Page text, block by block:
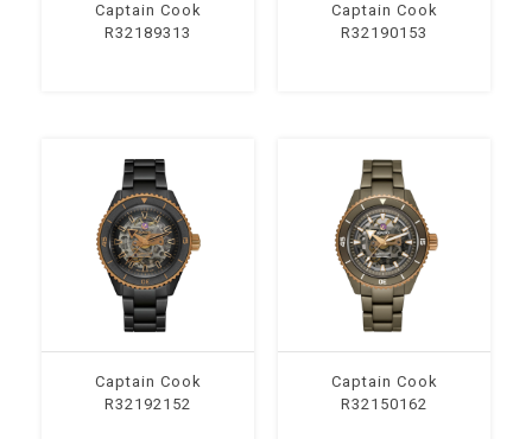
Captain Cook
R32189313
Captain Cook
R32190153
Captain Cook
R32192152
Captain Cook
R32150162